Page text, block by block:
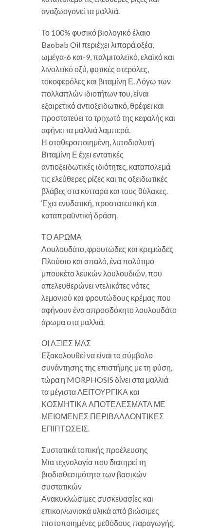
αναζωογονεί τα μαλλιά.
Το 100% φυσικό βιολογικό έλαιο
Baobab Oil περιέχει λιπαρά οξέα,
ωμέγα-6 και-9, παλμιτολεϊκό, ελαϊκό και
λινολεϊκό οξύ, φυτικές στερόλες,
τοκοφερόλες και βιταμίνη Ε. Λόγω των
πολλαπλών ιδιοτήτων του, είναι
εξαιρετικό αντιοξειδωτικό, θρέφει και
προστατεύει το τριχωτό της κεφαλής και
αφήνει τα μαλλιά λαμπερά.
Η σταθεροποιημένη, λιποδιαλυτή
Βιταμίνη Ε έχει εντατικές
αντιοξειδωτικές ιδιότητες, καταπολεμά
τις ελεύθερες ρίζες και τις οξειδωτικές
βλάβες στα κύτταρα και τους θύλακες.
Έχει ενυδατική, προστατευτική και
καταπραϋντική δράση.
ΤΟ ΑΡΩΜΑ
Λουλουδάτο, φρουτώδες και κρεμώδες
Πλούσιο και απαλό, ένα πολύτιμο
μπουκέτο λευκών λουλουδιών, που
απελευθερώνει ντελικάτες νότες
λεμονιού και φρουτώδους κρέμας που
αφήνουν ένα απροσδόκητο λουλουδάτο
άρωμα στα μαλλιά.
ΟΙ ΑΞΙΕΣ ΜΑΣ
Εξακολουθεί να είναι το σύμβολο
συνάντησης της επιστήμης με τη φύση,
τώρα η MORPHOSIS δίνει στα μαλλιά
τα μέγιστα ΛΕΙΤΟΥΡΓΙΚΑ και
ΚΟΣΜΗΤΙΚΑ ΑΠΟΤΕΛΕΣΜΑΤΑ ΜΕ
ΜΕΙΩΜΕΝΕΣ ΠΕΡΙΒΑΛΛΟΝΤΙΚΕΣ
ΕΠΙΠΤΩΣΕΙΣ.
Συστατικά τοπικής προέλευσης
Μια τεχνολογία που διατηρεί τη
βιοδιαθεσιμότητα των βασικών
συστατικών
Ανακυκλώσιμες συσκευασίες και
επικοινωνιακά υλικά από βιώσιμες
πιστοποιημένες μεθόδους παραγωγής.